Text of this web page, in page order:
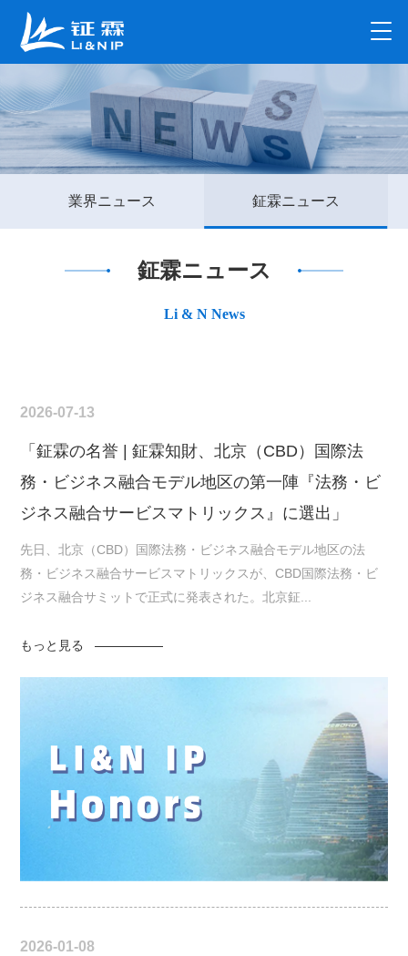
業界ニュース 鉦霖ニュース
鉦霖ニュース
Li & N News
2026-07-13
「鉦霖の名誉 | 鉦霖知財、北京（CBD）国際法
務・ビジネス融合モデル地区の第一陣『法務・ビ
ジネス融合サービスマトリックス』に選出」
先日、北京（CBD）国際法務・ビジネス融合モデル地区の法
務・ビジネス融合サービスマトリックスが、CBD国際法務・ビ
ジネス融合サミットで正式に発表された。北京鉦...
もっと見る
2026-01-08